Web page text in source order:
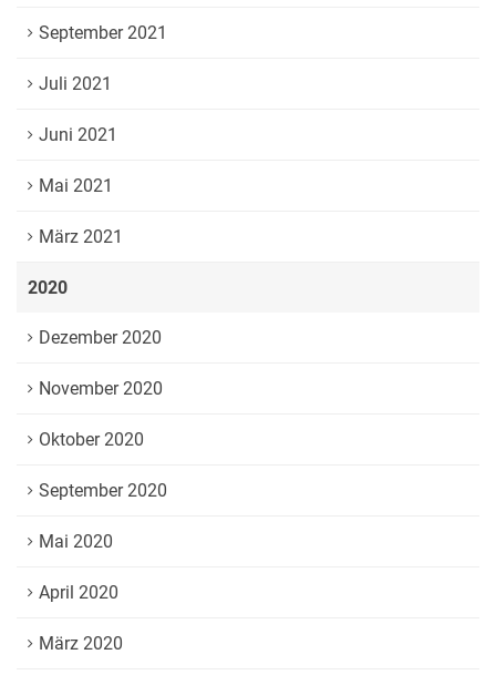
September 2021
Juli 2021
Juni 2021
Mai 2021
März 2021
2020
Dezember 2020
November 2020
Oktober 2020
September 2020
Mai 2020
April 2020
März 2020